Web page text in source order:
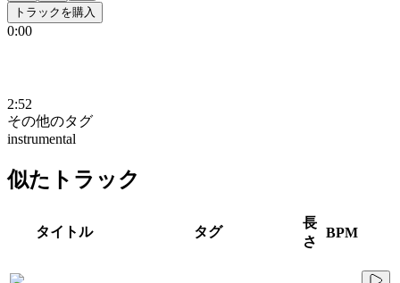
トラックを購入
0:00
2:52
その他のタグ
instrumental
似たトラック
タイトル タグ
長
さ
BPM